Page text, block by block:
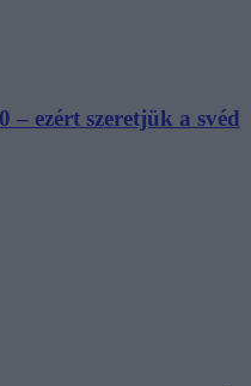
– ezért szeretjük a svéd